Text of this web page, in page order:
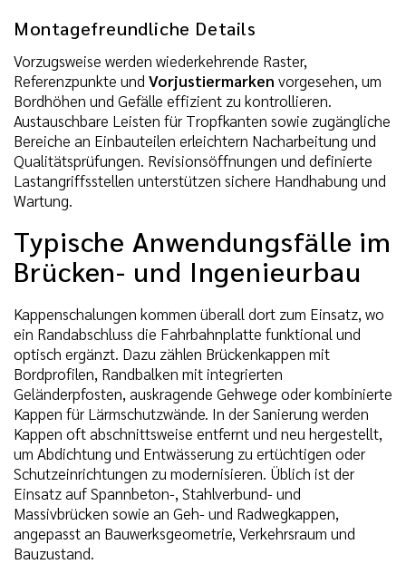
Montagefreundliche Details
Vorzugsweise werden wiederkehrende Raster,
Referenzpunkte und Vorjustiermarken vorgesehen, um
Bordhöhen und Gefälle effizient zu kontrollieren.
Austauschbare Leisten für Tropfkanten sowie zugängliche
Bereiche an Einbauteilen erleichtern Nacharbeitung und
Qualitätsprüfungen. Revisionsöffnungen und definierte
Lastangriffsstellen unterstützen sichere Handhabung und
Wartung.
Typische Anwendungsfälle im
Brücken- und Ingenieurbau
Kappenschalungen kommen überall dort zum Einsatz, wo
ein Randabschluss die Fahrbahnplatte funktional und
optisch ergänzt. Dazu zählen Brückenkappen mit
Bordprofilen, Randbalken mit integrierten
Geländerpfosten, auskragende Gehwege oder kombinierte
Kappen für Lärmschutzwände. In der Sanierung werden
Kappen oft abschnittsweise entfernt und neu hergestellt,
um Abdichtung und Entwässerung zu ertüchtigen oder
Schutzeinrichtungen zu modernisieren. Üblich ist der
Einsatz auf Spannbeton-, Stahlverbund- und
Massivbrücken sowie an Geh- und Radwegkappen,
angepasst an Bauwerksgeometrie, Verkehrsraum und
Bauzustand.